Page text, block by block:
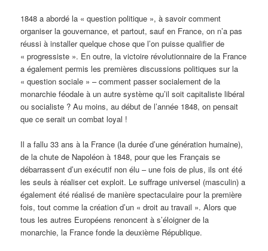
1848 a abordé la « question politique », à savoir comment
organiser la gouvernance, et partout, sauf en France, on n’a pas
réussi à installer quelque chose que l’on puisse qualifier de
« progressiste ». En outre, la victoire révolutionnaire de la France
a également permis les premières discussions politiques sur la
« question sociale » – comment passer socialement de la
monarchie féodale à un autre système qu’il soit capitaliste libéral
ou socialiste ? Au moins, au début de l’année 1848, on pensait
que ce serait un combat loyal !
Il a fallu 33 ans à la France (la durée d’une génération humaine),
de la chute de Napoléon à 1848, pour que les Français se
débarrassent d’un exécutif non élu – une fois de plus, ils ont été
les seuls à réaliser cet exploit. Le suffrage universel (masculin) a
également été réalisé de manière spectaculaire pour la première
fois, tout comme la création d’un « droit au travail ». Alors que
tous les autres Européens renoncent à s’éloigner de la
monarchie, la France fonde la deuxième République.